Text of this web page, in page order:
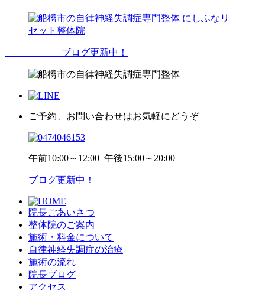
ブログ更新中！
ご予約、お問い合わせはお気軽にどうぞ
午前10:00～12:00 午後15:00～20:00
ブログ更新中！
院長ごあいさつ
整体院のご案内
施術・料金について
自律神経失調症の治療
施術の流れ
院長ブログ
アクセス